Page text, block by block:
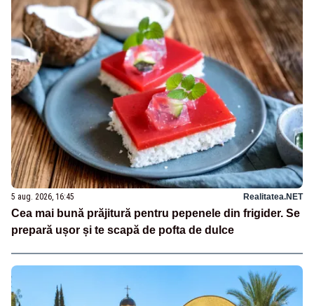
5 aug. 2026, 16:45 Realitatea.NET
Cea mai bună prăjitură pentru pepenele din frigider. Se
prepară ușor și te scapă de pofta de dulce